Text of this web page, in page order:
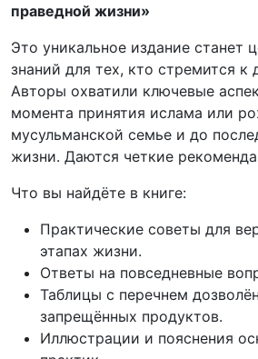
праведной жизни»
Это уникальное издание станет
знаний для тех, кто стремится к
Авторы охватили ключевые
момента принятия ислама или
мусульманской семье и до
жизни. Даются четкие
Что вы найдёте в книге:
Практические советы для
этапах жизни.
Ответы на повседневные
Таблицы с перечнем
запрещённых продуктов.
Иллюстрации и пояснения